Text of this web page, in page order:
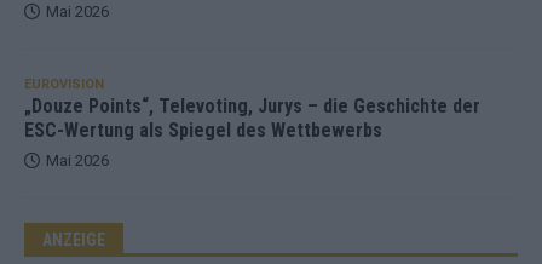
Mai 2026
EUROVISION
„Douze Points“, Televoting, Jurys – die Geschichte der
ESC-Wertung als Spiegel des Wettbewerbs
Mai 2026
ANZEIGE